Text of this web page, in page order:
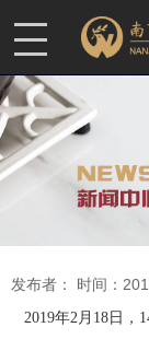
发布者： 时间：
2019年2月18日，